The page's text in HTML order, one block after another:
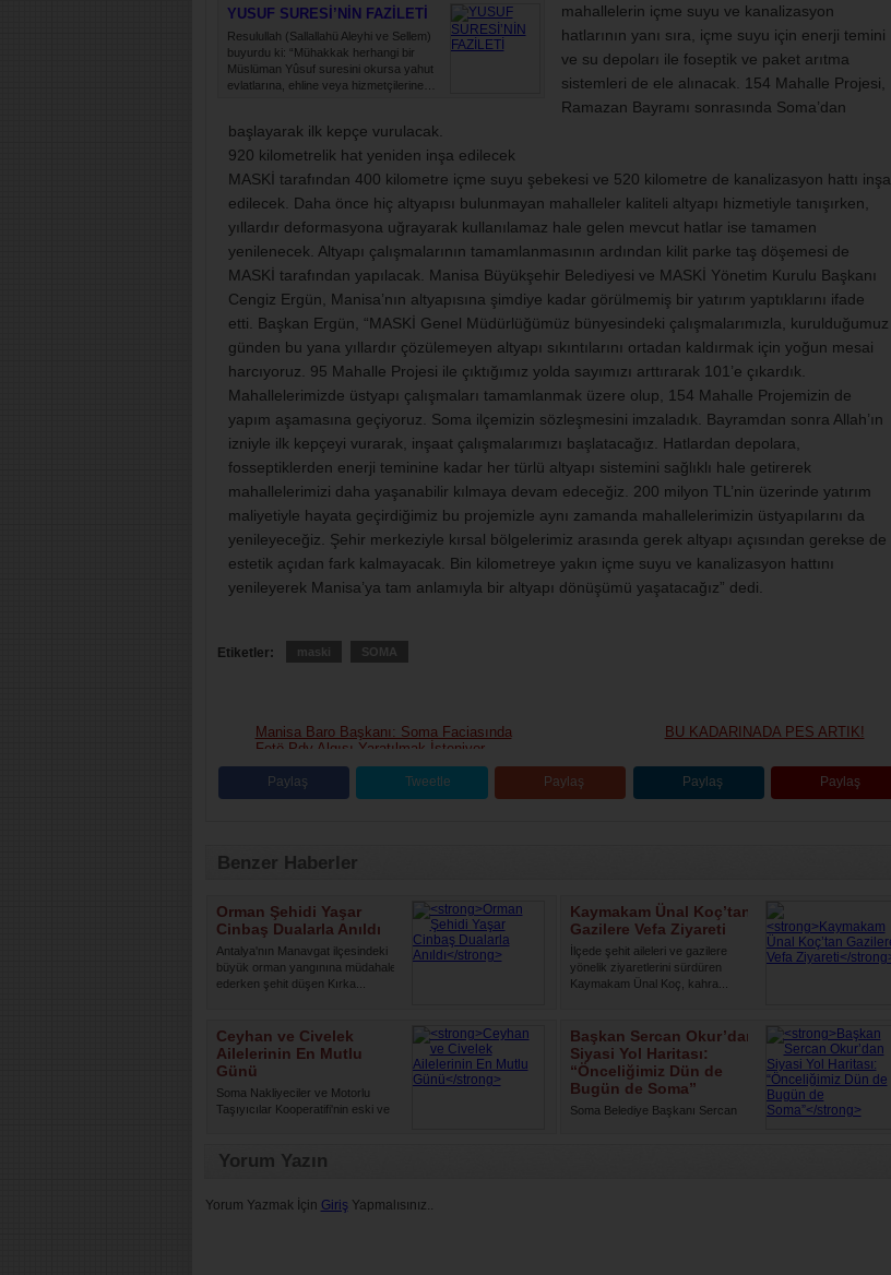
YUSUF SURESİ’NİN FAZİLETİ
Resulullah (Sallallahü Aleyhi ve Sellem)
buyurdu ki: “Mühakkak herhangi bir
Müslüman Yûsuf suresini okursa yahut
evlatlarına, ehline veya hizmetçilerine…
mahallelerin içme suyu ve kanalizasyon
hatlarının yanı sıra, içme suyu için enerji temini
ve su depoları ile foseptik ve paket arıtma
sistemleri de ele alınacak. 154 Mahalle Projesi,
Ramazan Bayramı sonrasında Soma’dan
başlayarak ilk kepçe vurulacak.
920 kilometrelik hat yeniden inşa edilecek
MASKİ tarafından 400 kilometre içme suyu şebekesi ve 520 kilometre de kanalizasyon hattı inşa
edilecek. Daha önce hiç altyapısı bulunmayan mahalleler kaliteli altyapı hizmetiyle tanışırken,
yıllardır deformasyona uğrayarak kullanılamaz hale gelen mevcut hatlar ise tamamen
yenilenecek. Altyapı çalışmalarının tamamlanmasının ardından kilit parke taş döşemesi de
MASKİ tarafından yapılacak. Manisa Büyükşehir Belediyesi ve MASKİ Yönetim Kurulu Başkanı
Cengiz Ergün, Manisa’nın altyapısına şimdiye kadar görülmemiş bir yatırım yaptıklarını ifade
etti. Başkan Ergün, “MASKİ Genel Müdürlüğümüz bünyesindeki çalışmalarımızla, kurulduğumuz
günden bu yana yıllardır çözülemeyen altyapı sıkıntılarını ortadan kaldırmak için yoğun mesai
harcıyoruz. 95 Mahalle Projesi ile çıktığımız yolda sayımızı arttırarak 101’e çıkardık.
Mahallelerimizde üstyapı çalışmaları tamamlanmak üzere olup, 154 Mahalle Projemizin de
yapım aşamasına geçiyoruz. Soma ilçemizin sözleşmesini imzaladık. Bayramdan sonra Allah’ın
izniyle ilk kepçeyi vurarak, inşaat çalışmalarımızı başlatacağız. Hatlardan depolara,
fosseptiklerden enerji teminine kadar her türlü altyapı sistemini sağlıklı hale getirerek
mahallelerimizi daha yaşanabilir kılmaya devam edeceğiz. 200 milyon TL’nin üzerinde yatırım
maliyetiyle hayata geçirdiğimiz bu projemizle aynı zamanda mahallelerimizin üstyapılarını da
yenileyeceğiz. Şehir merkeziyle kırsal bölgelerimiz arasında gerek altyapı açısından gerekse de
estetik açıdan fark kalmayacak. Bin kilometreye yakın içme suyu ve kanalizasyon hattını
yenileyerek Manisa’ya tam anlamıyla bir altyapı dönüşümü yaşatacağız” dedi.
Etiketler: maski SOMA
Manisa Baro Başkanı: Soma Faciasında
Fetö-Pdy Algısı Yaratılmak İsteniyor
BU KADARINADA PES ARTIK!
Paylaş Tweetle Paylaş Paylaş Paylaş
Benzer Haberler
Orman Şehidi Yaşar
Cinbaş Dualarla Anıldı
Antalya'nın Manavgat ilçesindeki
büyük orman yangınına müdahale
ederken şehit düşen Kırka...
Kaymakam Ünal Koç’tan
Gazilere Vefa Ziyareti
İlçede şehit aileleri ve gazilere
yönelik ziyaretlerini sürdüren
Kaymakam Ünal Koç, kahra...
Ceyhan ve Civelek
Ailelerinin En Mutlu
Günü
Soma Nakliyeciler ve Motorlu
Taşıyıcılar Kooperatifi'nin eski ve
Başkan Sercan Okur’dan
Siyasi Yol Haritası:
“Önceliğimiz Dün de
Bugün de Soma”
Soma Belediye Başkanı Sercan
Yorum Yazın
Yorum Yazmak İçin Giriş Yapmalısınız..